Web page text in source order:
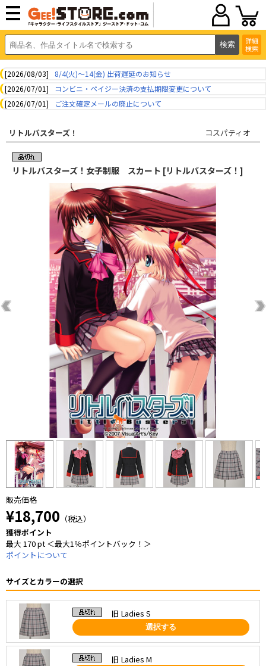
詳細
検索
[2026/08/03]
8/4(火)～14(金) 出荷遅延のお知らせ
[2026/07/01]
コンビニ・ペイジー決済の支払期限変更について
[2026/07/01]
ご注文確定メールの廃止について
リトルバスターズ！ コスパティオ
リトルバスターズ！女子制服 スカート [リトルバスターズ！]
販売価格
¥18,700 （税込）
獲得ポイント
最大 170 pt ＜最大1％ポイントバック！＞
ポイントについて
サイズとカラーの選択
旧 Ladies S
選択する
旧 Ladies M